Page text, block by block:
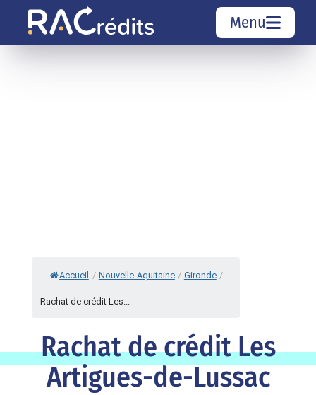
Menu
Accueil / Nouvelle-Aquitaine / Gironde /
Rachat de crédit Les...
Rachat de crédit Les
Artigues-de-Lussac